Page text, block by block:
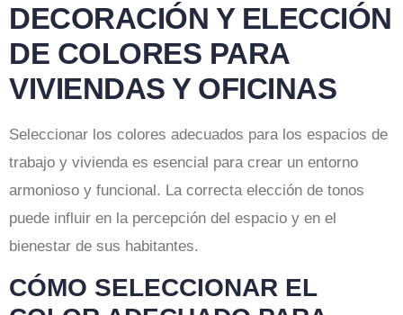
DECORACIÓN Y ELECCIÓN
DE COLORES PARA
VIVIENDAS Y OFICINAS
Seleccionar los colores adecuados para los espacios de
trabajo y vivienda es esencial para crear un entorno
armonioso y funcional. La correcta elección de tonos
puede influir en la percepción del espacio y en el
bienestar de sus habitantes.
CÓMO SELECCIONAR EL